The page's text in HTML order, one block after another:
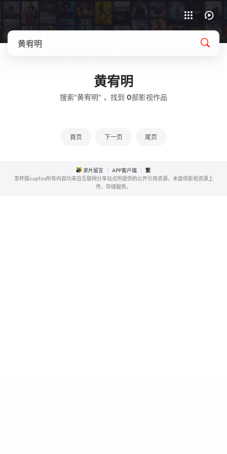
黄宥明
搜索"黄宥明" ，找到 0部影视作品
首页 下一页 尾页
求片留言 APP客户端
繁
茶杯狐cupfox所有内容均来自互联网分享站点所提供的公开引用资源，未提供影视资源上
传、存储服务。